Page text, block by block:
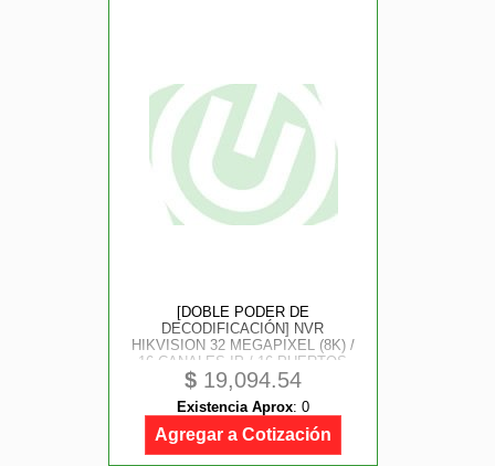
[DOBLE PODER DE
DECODIFICACIÓN] NVR
HIKVISION 32 MEGAPIXEL (8K) /
16 CANALES IP / 16 PUERTOS
POE+ / ACUSENSE / ANPR /
CONTEO DE PERSONAS / HEAT
MAP / 2 BAHÍAS DE DISCO DURO /
HDMI EN 8K / SOPORTA PO
$ 19,094.54
Existencia Aprox: 0
Agregar a Cotización